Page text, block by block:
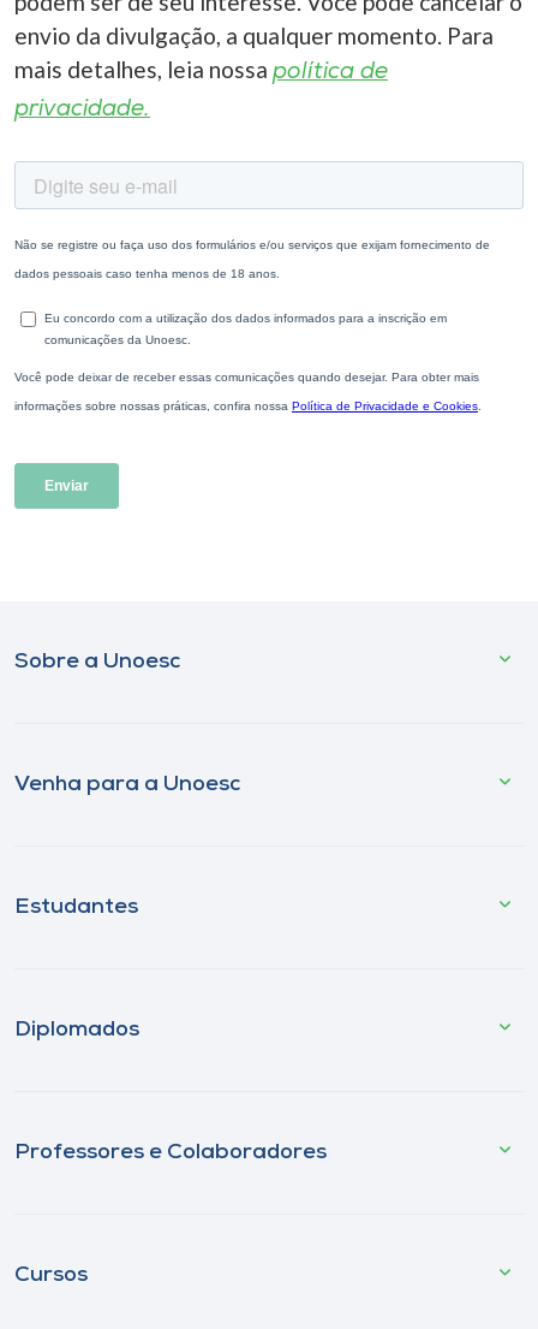
envio da divulgação, a qualquer momento. Para
mais detalhes, leia nossa política de
privacidade.
Sobre a Unoesc
Venha para a Unoesc
Estudantes
Diplomados
Professores e Colaboradores
Cursos